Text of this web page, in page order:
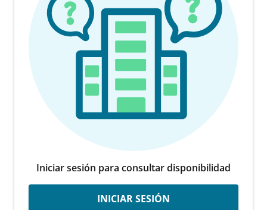
Iniciar sesión para consultar disponibilidad
INICIAR SESIÓN